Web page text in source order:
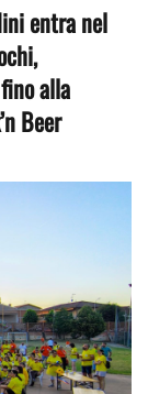
entra nel
alla
Beer